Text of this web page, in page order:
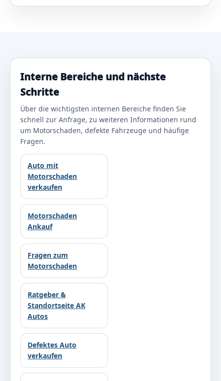
Interne Bereiche und nächste
Schritte
Über die wichtigsten internen Bereiche finden Sie
schnell zur Anfrage, zu weiteren Informationen rund
um Motorschaden, defekte Fahrzeuge und häufige
Fragen.
Auto mit
Motorschaden
verkaufen
Motorschaden
Ankauf
Fragen zum
Motorschaden
Ratgeber &
Standortseite AK
Autos
Defektes Auto
verkaufen